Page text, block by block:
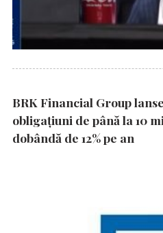
BRK Financial Group
obligațiuni de până la 10
dobândă de 12% pe an